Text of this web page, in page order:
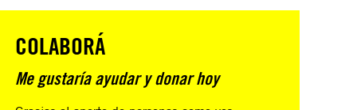
COLABORÁ
Me gustaría ayudar y donar hoy